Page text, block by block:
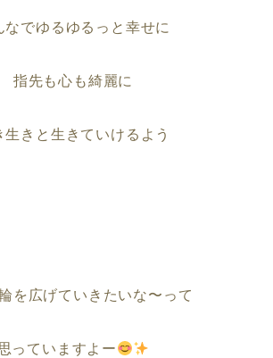
なでゆるゆるっと幸せに
指先も心も綺麗に
生きと生きていけるよう
を広げていきたいな〜って
っていますよー